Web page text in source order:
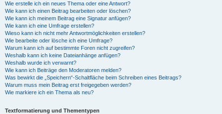
Wie erstelle ich ein neues Thema oder eine Antwort?
Wie kann ich einen Beitrag bearbeiten oder löschen?
Wie kann ich meinem Beitrag eine Signatur anfügen?
Wie kann ich eine Umfrage erstellen?
Wieso kann ich nicht mehr Antwortmöglichkeiten erstellen?
Wie bearbeite oder lösche ich eine Umfrage?
Warum kann ich auf bestimmte Foren nicht zugreifen?
Weshalb kann ich keine Dateianhänge anfügen?
Weshalb wurde ich verwarnt?
Wie kann ich Beiträge den Moderatoren melden?
Was bewirkt die „Speichern“-Schaltfläche beim Schreiben eines Beitrags?
Warum muss mein Beitrag erst freigegeben werden?
Wie markiere ich ein Thema als neu?
Textformatierung und Thementypen